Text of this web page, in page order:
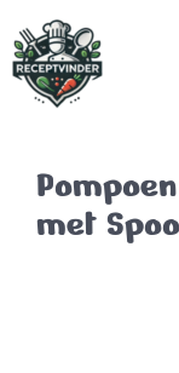
met